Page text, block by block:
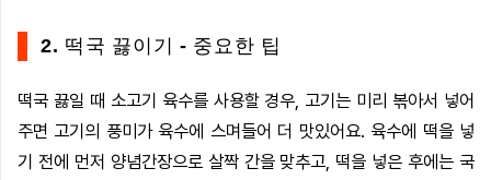
2. 떡국 끓이기 - 중요한 팁
떡국 끓일 때 소고기 육수를 사용할 경우, 고기는 미리 볶아서 넣어
주면 고기의 풍미가 육수에 스며들어 더 맛있어요. 육수에 떡을 넣
기 전에 먼저 양념간장으로 살짝 간을 맞추고, 떡을 넣은 후에는 국